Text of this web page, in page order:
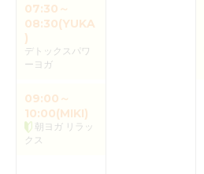
07:30～
08:30(YUKA
)
デトックスパワ
ーヨガ
09:00～
10:00(MIKI)
朝ヨガ リラッ
クス